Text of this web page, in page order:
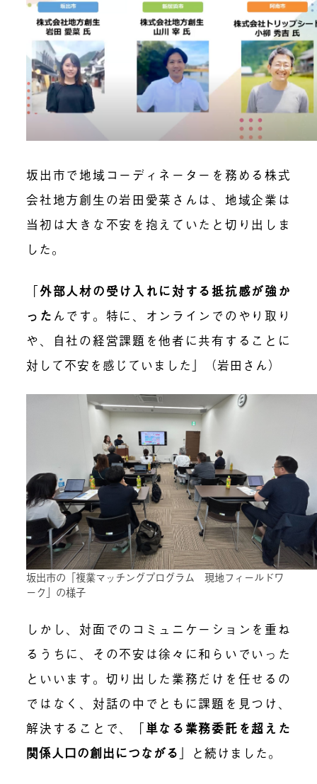
坂出市で地域コーディネーターを務める株式
会社地方創生の岩田愛菜さんは、地域企業は
当初は大きな不安を抱えていたと切り出しま
した。
「外部人材の受け入れに対する抵抗感が強か
った んです。特に、オンラインでのやり取り
や、自社の経営課題を他者に共有することに
対して不安を感じていました」（岩田さん）
坂出市の「複業マッチングプログラム 現地フィールドワ
ーク」の様子
しかし、対面でのコミュニケーションを重ね
るうちに、その不安は徐々に和らいでいった
といいます。切り出した業務だけを任せるの
ではなく、対話の中でともに課題を見つけ、
解決することで、「単なる業務委託を超えた
関係人口の創出につながる 」と続けました。